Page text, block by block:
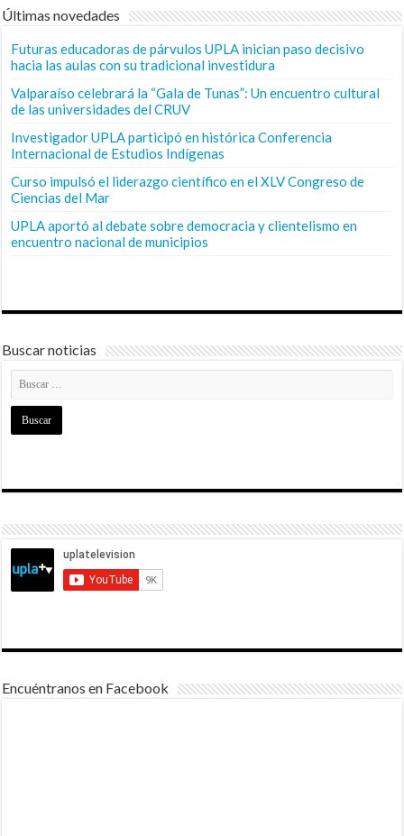
Últimas novedades
Futuras educadoras de párvulos UPLA inician paso decisivo
hacia las aulas con su tradicional investidura
Valparaíso celebrará la “Gala de Tunas”: Un encuentro cultural
de las universidades del CRUV
Investigador UPLA participó en histórica Conferencia
Internacional de Estudios Indígenas
Curso impulsó el liderazgo científico en el XLV Congreso de
Ciencias del Mar
UPLA aportó al debate sobre democracia y clientelismo en
encuentro nacional de municipios
Buscar noticias
Encuéntranos en Facebook